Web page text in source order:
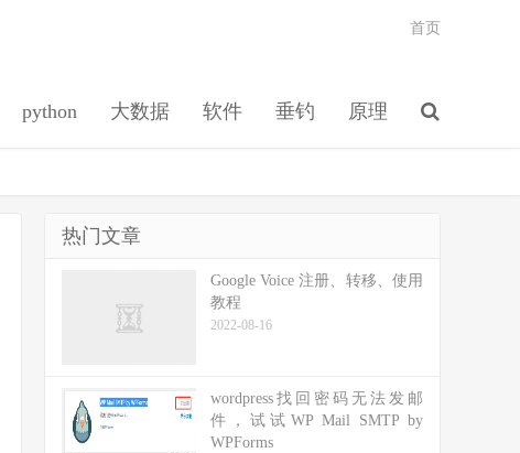
python 大数据 软件 垂钓 原理
首页
热门文章
Google Voice 注册、转移、使用
教程
2022-08-16
wordpress找回密码无法发邮
件，试试WP Mail SMTP by
WPForms